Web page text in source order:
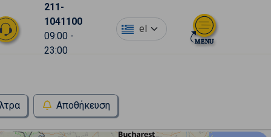
211-
1041100
09:00 -
23:00
el
Αποθήκευση